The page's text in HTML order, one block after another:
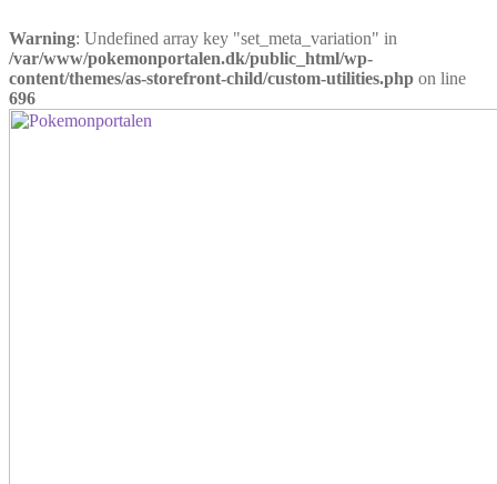
Warning: Undefined array key "set_meta_variation" in
/var/www/pokemonportalen.dk/public_html/wp-
content/themes/as-storefront-child/custom-utilities.php on line
696